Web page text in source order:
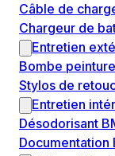
Câble de
Chargeur de
Entretien
Bombe
Stylos de
Entretien
Désodorisant
Documentation